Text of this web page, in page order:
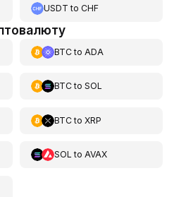
USDT toCHF
BTCto ADA
BTCto SOL
BTCto XRP
SOL to AVAX